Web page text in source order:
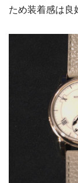
ため装着感は良